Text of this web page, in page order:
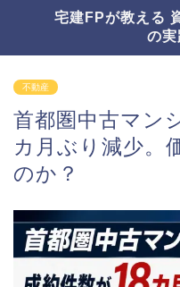
宅建FPが教える
の実
不動産
首都圏中古マン
カ月ぶり減少。
のか？